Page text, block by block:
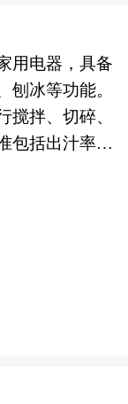
华凭借丰富的
准把握，能够
身观点。区域
作性，这就要
。中研普华拥
规划的编制过
的项目研究结
领域、重点集
发展战略成
论坛，无一例
。我们看西方
取什么教训？
，看我们经济
每个层面都有
告系列。报告
中国行业市场
对市场各类资
数据资源和长
全面、细致的
理分析行业的
业前景预判，
略和营销策略
研普华咨询
研基础上，主
国家发改委、
、中国行业研
解答方案。这
的参考价值和
载体，其产业
的战略性消费
于从功能驱
态转型的关键
、智能健康
、消毒锅等
、AI算法、物
增长极。消费
，新生代父母
过七成家庭
的智能系
局。供给端形
大家电领域建
用电器，具备
刨冰等功能。
搅拌、切碎、
包括出汁率、
金制约问
渠道之一具有
众多优势。由
业和首发创业
就变得十分关
、创业板上市
在买卖时有